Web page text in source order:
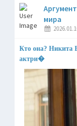
мира
Кто она? Никита
актри�